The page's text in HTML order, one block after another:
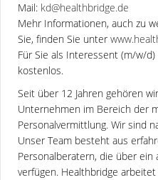
Mail: kd@healthbridge.de
Mehr Informationen, auch zu
Sie, finden Sie unter
Für Sie als Interessent (m/w/
kostenlos.
Seit über 12 Jahren gehören
Unternehmen im Bereich der
Personalvermittlung. Wir sind
Unser Team besteht aus
Personalberatern, die über
verfügen. Healthbridge